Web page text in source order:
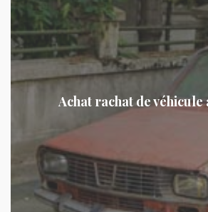
Achat rachat de véhicule